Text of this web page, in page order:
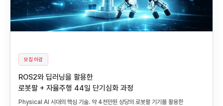
모집 마감
ROS2와 딥러닝을 활용한
로봇팔 + 자율주행 44일 단기심화 과정
Physical AI 시대의 핵심 기술. 약 4천만원 상당의 로봇팔 기기를 활용한